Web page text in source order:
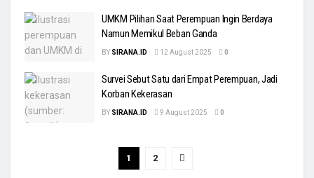
UMKM Pilihan Saat Perempuan Ingin Berdaya
Namun Memikul Beban Ganda
BY SIRANA.ID 12 August 2025 0
Survei Sebut Satu dari Empat Perempuan, Jadi
Korban Kekerasan
BY SIRANA.ID 9 August 2025 0
1 2